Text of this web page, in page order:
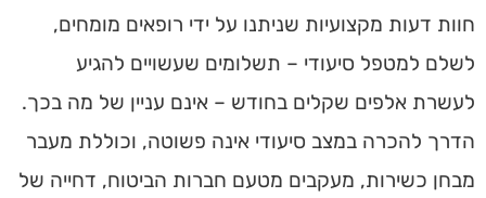
חוות דעות מקצועיות שניתנו על ידי רופאים מומחים,
לשלם למטפל סיעודי – תשלומים שעשויים להגיע
לעשרת אלפים שקלים בחודש – אינם עניין של מה בכך.
הדרך להכרה במצב סיעודי אינה פשוטה, וכוללת מעבר
מבחן כשירות, מעקבים מטעם חברות הביטוח, דחייה של